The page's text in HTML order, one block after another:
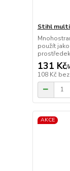
Stihl
použít
131 Kč/
108 Kč
AKCE